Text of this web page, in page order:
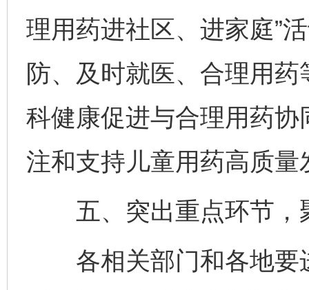
理用药进社区、进家庭”
防、及时就医、合理用
科健康促进与合理用药
注和支持儿童用药高质量
五、突出重点环节，
各相关部门和各地要